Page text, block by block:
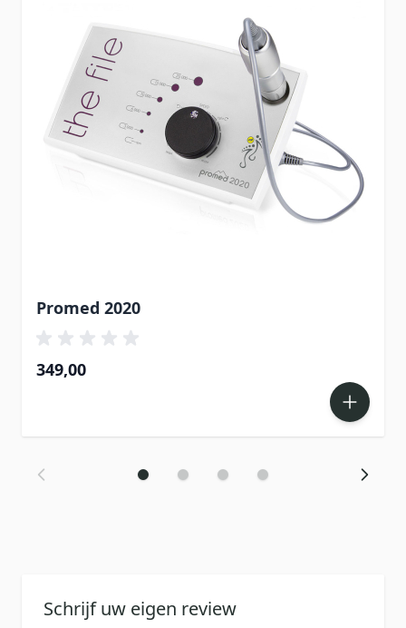
Promed 2020
349,00
Schrijf uw eigen review